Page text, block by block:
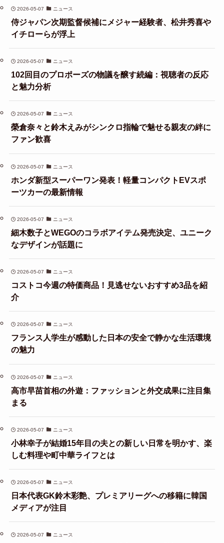
2026-05-07 ニュース
侍ジャパン次期監督候補にメジャー経験者、松井秀喜や
イチローらが浮上
2026-05-07 ニュース
102回目のプロポーズの物議を醸す続編：視聴者の反応
と魅力分析
2026-05-07 ニュース
榮倉奈々と鈴木えみがシンクロ指輪で魅せる親友の絆に
ファン歓喜
2026-05-07 ニュース
ホンダ新型スーパーワン発表！軽量コンパクトEVスポ
ーツカーの最新情報
2026-05-07 ニュース
細木数子とWEGOのコラボアイテム発売決定、ユニーク
なデザインが話題に
2026-05-07 ニュース
コストコ今週の特価商品！見逃せないおすすめ3品を紹
介
2026-05-07 ニュース
フランス人学生が感動した日本の安全で静かな生活環境
の魅力
2026-05-07 ニュース
高市早苗首相の外遊：ファッションと外交成果に注目集
まる
2026-05-07 ニュース
小林幸子が結婚15年目の夫との新しい日常を明かす、楽
しむ料理や町中華ライフとは
2026-05-07 ニュース
日本代表GK鈴木彩艶、プレミアリーグへの移籍に韓国
メディアが注目
2026-05-07 ニュース